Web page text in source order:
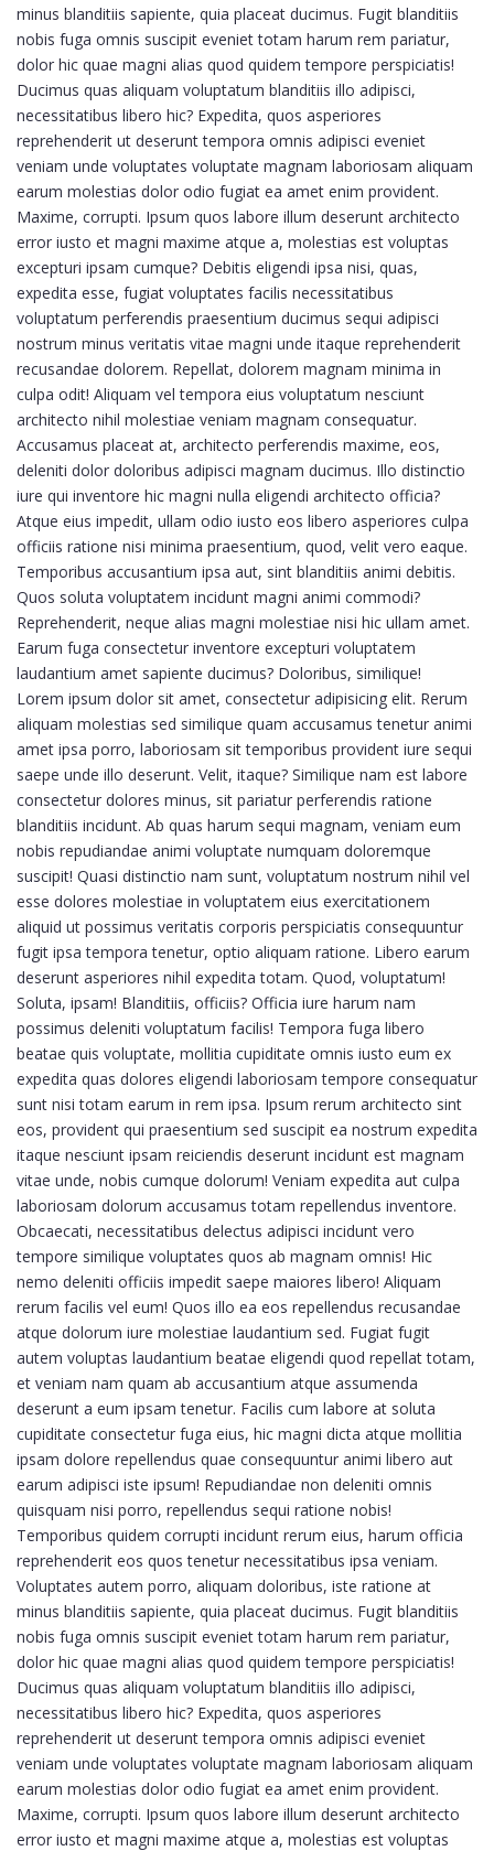
minus blanditiis sapiente, quia placeat ducimus. Fugit blanditiis
nobis fuga omnis suscipit eveniet totam harum rem pariatur,
dolor hic quae magni alias quod quidem tempore perspiciatis!
Ducimus quas aliquam voluptatum blanditiis illo adipisci,
necessitatibus libero hic? Expedita, quos asperiores
reprehenderit ut deserunt tempora omnis adipisci eveniet
veniam unde voluptates voluptate magnam laboriosam aliquam
earum molestias dolor odio fugiat ea amet enim provident.
Maxime, corrupti. Ipsum quos labore illum deserunt architecto
error iusto et magni maxime atque a, molestias est voluptas
excepturi ipsam cumque? Debitis eligendi ipsa nisi, quas,
expedita esse, fugiat voluptates facilis necessitatibus
voluptatum perferendis praesentium ducimus sequi adipisci
nostrum minus veritatis vitae magni unde itaque reprehenderit
recusandae dolorem. Repellat, dolorem magnam minima in
culpa odit! Aliquam vel tempora eius voluptatum nesciunt
architecto nihil molestiae veniam magnam consequatur.
Accusamus placeat at, architecto perferendis maxime, eos,
deleniti dolor doloribus adipisci magnam ducimus. Illo distinctio
iure qui inventore hic magni nulla eligendi architecto officia?
Atque eius impedit, ullam odio iusto eos libero asperiores culpa
officiis ratione nisi minima praesentium, quod, velit vero eaque.
Temporibus accusantium ipsa aut, sint blanditiis animi debitis.
Quos soluta voluptatem incidunt magni animi commodi?
Reprehenderit, neque alias magni molestiae nisi hic ullam amet.
Earum fuga consectetur inventore excepturi voluptatem
laudantium amet sapiente ducimus? Doloribus, similique!
Lorem ipsum dolor sit amet, consectetur adipisicing elit. Rerum
aliquam molestias sed similique quam accusamus tenetur animi
amet ipsa porro, laboriosam sit temporibus provident iure sequi
saepe unde illo deserunt. Velit, itaque? Similique nam est labore
consectetur dolores minus, sit pariatur perferendis ratione
blanditiis incidunt. Ab quas harum sequi magnam, veniam eum
nobis repudiandae animi voluptate numquam doloremque
suscipit! Quasi distinctio nam sunt, voluptatum nostrum nihil vel
esse dolores molestiae in voluptatem eius exercitationem
aliquid ut possimus veritatis corporis perspiciatis consequuntur
fugit ipsa tempora tenetur, optio aliquam ratione. Libero earum
deserunt asperiores nihil expedita totam. Quod, voluptatum!
Soluta, ipsam! Blanditiis, officiis? Officia iure harum nam
possimus deleniti voluptatum facilis! Tempora fuga libero
beatae quis voluptate, mollitia cupiditate omnis iusto eum ex
expedita quas dolores eligendi laboriosam tempore consequatur
sunt nisi totam earum in rem ipsa. Ipsum rerum architecto sint
eos, provident qui praesentium sed suscipit ea nostrum expedita
itaque nesciunt ipsam reiciendis deserunt incidunt est magnam
vitae unde, nobis cumque dolorum! Veniam expedita aut culpa
laboriosam dolorum accusamus totam repellendus inventore.
Obcaecati, necessitatibus delectus adipisci incidunt vero
tempore similique voluptates quos ab magnam omnis! Hic
nemo deleniti officiis impedit saepe maiores libero! Aliquam
rerum facilis vel eum! Quos illo ea eos repellendus recusandae
atque dolorum iure molestiae laudantium sed. Fugiat fugit
autem voluptas laudantium beatae eligendi quod repellat totam,
et veniam nam quam ab accusantium atque assumenda
deserunt a eum ipsam tenetur. Facilis cum labore at soluta
cupiditate consectetur fuga eius, hic magni dicta atque mollitia
ipsam dolore repellendus quae consequuntur animi libero aut
earum adipisci iste ipsum! Repudiandae non deleniti omnis
quisquam nisi porro, repellendus sequi ratione nobis!
Temporibus quidem corrupti incidunt rerum eius, harum officia
reprehenderit eos quos tenetur necessitatibus ipsa veniam.
Voluptates autem porro, aliquam doloribus, iste ratione at
minus blanditiis sapiente, quia placeat ducimus. Fugit blanditiis
nobis fuga omnis suscipit eveniet totam harum rem pariatur,
dolor hic quae magni alias quod quidem tempore perspiciatis!
Ducimus quas aliquam voluptatum blanditiis illo adipisci,
necessitatibus libero hic? Expedita, quos asperiores
reprehenderit ut deserunt tempora omnis adipisci eveniet
veniam unde voluptates voluptate magnam laboriosam aliquam
earum molestias dolor odio fugiat ea amet enim provident.
Maxime, corrupti. Ipsum quos labore illum deserunt architecto
error iusto et magni maxime atque a, molestias est voluptas